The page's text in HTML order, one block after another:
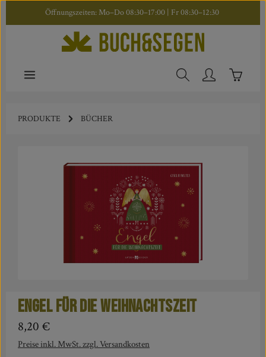
Zum Hauptinhalt springen
Öffnungszeiten: Mo–Do 08:30–17:00 | Fr 08:30–12:30
PRODUKTE BÜCHER
Engel für die Weihnachtszeit
Regulärer Preis:
8,20 €
Preise inkl. MwSt. zzgl. Versandkosten